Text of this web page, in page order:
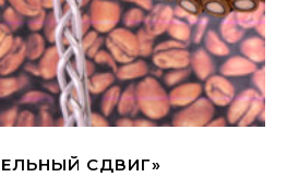
СДВИГ»